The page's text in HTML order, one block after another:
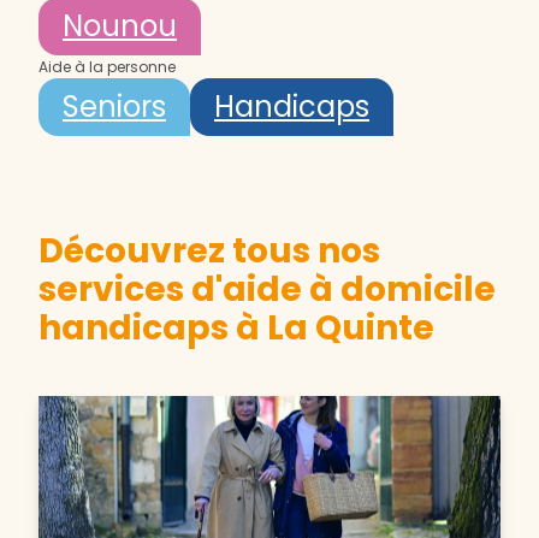
Nounou
Aide à la personne
Seniors Handicaps
Découvrez tous nos
services d'aide à domicile
handicaps à La Quinte